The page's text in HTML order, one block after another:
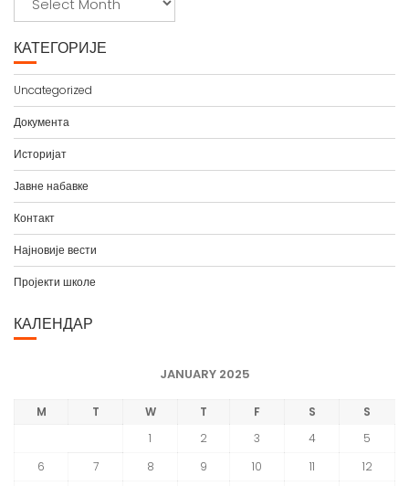
х
и
в
а
КАТЕГОРИЈЕ
Uncategorized
Документа
Историјат
Јавне набавке
Контакт
Најновије вести
Пројекти школе
КАЛЕНДАР
JANUARY 2025
M T W T F S S
1 2 3 4
5
6
7 8 9 10 11
12